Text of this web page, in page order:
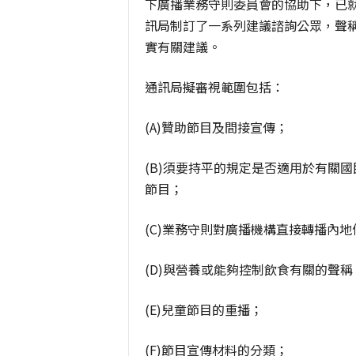
下廣播業務守則委員會的協助下，已
訊局制訂了一系列建議諮詢公眾，聲
實有關建議。
通訊局擬審視範圍包括：
(A)贊助節目及間接宣傳；
(B)須要持平的規定是否適用於有關
節目；
(C)業務守則對廣播機構直接轉播內
(D)與營養或能夠控制飲食有關的聲稱
(E)兒童節目的重播；
(F)節目宣傳材料的分類；